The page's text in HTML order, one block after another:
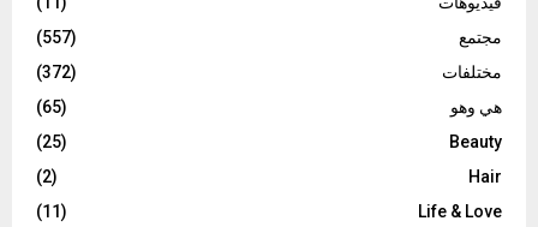
مجتمع
(557)
مختلفات
(372)
هي وهو
(65)
Beauty
(25)
Hair
(2)
Life & Love
(11)